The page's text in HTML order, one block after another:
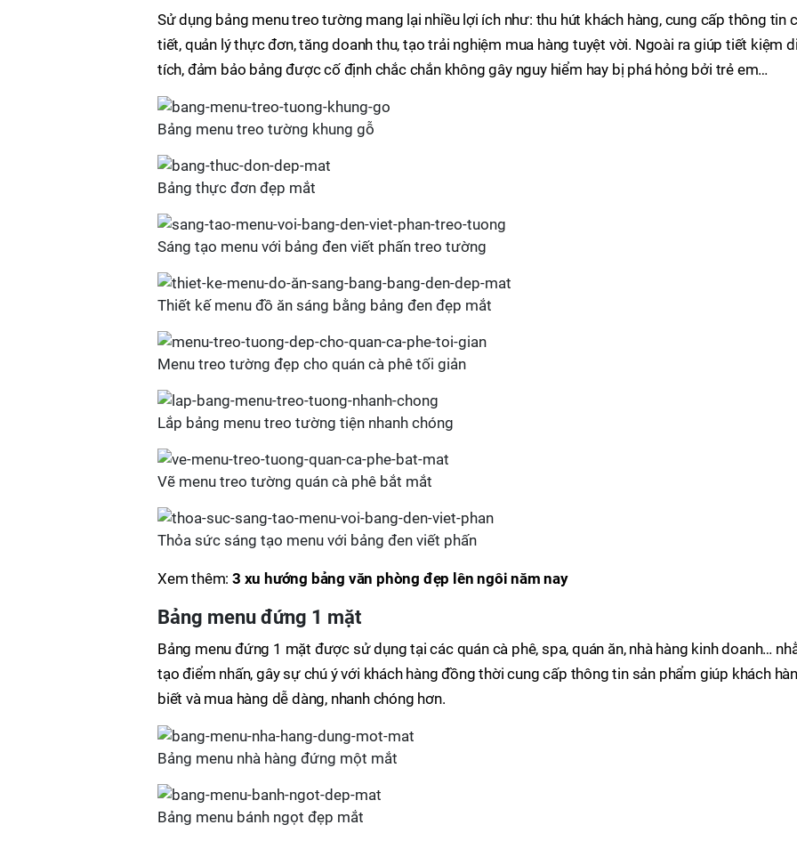
Sử dụng bảng menu treo tường mang lại nhiều lợi ích như: thu hút khách hàng, cung cấp thông tin
tiết, quản lý thực đơn, tăng doanh thu, tạo trải nghiệm mua hàng tuyệt vời. Ngoài ra giúp tiết kiệm
tích, đảm bảo bảng được cố định chắc chắn không gây nguy hiểm hay bị phá hỏng bởi trẻ em…
Bảng menu treo tường khung gỗ
Bảng thực đơn đẹp mắt
Sáng tạo menu với bảng đen viết phấn treo tường
Thiết kế menu đồ ăn sáng bằng bảng đen đẹp mắt
Menu treo tường đẹp cho quán cà phê tối giản
Lắp bảng menu treo tường tiện nhanh chóng
Vẽ menu treo tường quán cà phê bắt mắt
Thỏa sức sáng tạo menu với bảng đen viết phấn
Xem thêm: 3 xu hướng bảng văn phòng đẹp lên ngôi năm nay
Bảng menu đứng 1 mặt
Bảng menu đứng 1 mặt được sử dụng tại các quán cà phê, spa, quán ăn, nhà hàng kinh doanh…
tạo điểm nhấn, gây sự chú ý với khách hàng đồng thời cung cấp thông tin sản phẩm giúp khách
biết và mua hàng dễ dàng, nhanh chóng hơn.
Bảng menu nhà hàng đứng một mắt
Bảng menu bánh ngọt đẹp mắt